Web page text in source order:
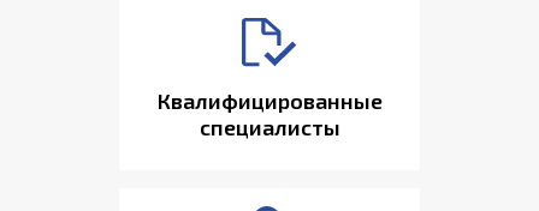
Квалифицированные
специалисты